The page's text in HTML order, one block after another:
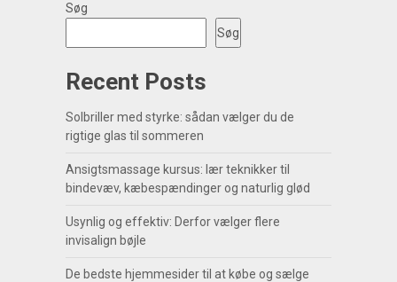
Søg
Søg
Recent Posts
Solbriller med styrke: sådan vælger du de
rigtige glas til sommeren
Ansigtsmassage kursus: lær teknikker til
bindevæv, kæbespændinger og naturlig glød
Usynlig og effektiv: Derfor vælger flere
invisalign bøjle
De bedste hjemmesider til at købe og sælge